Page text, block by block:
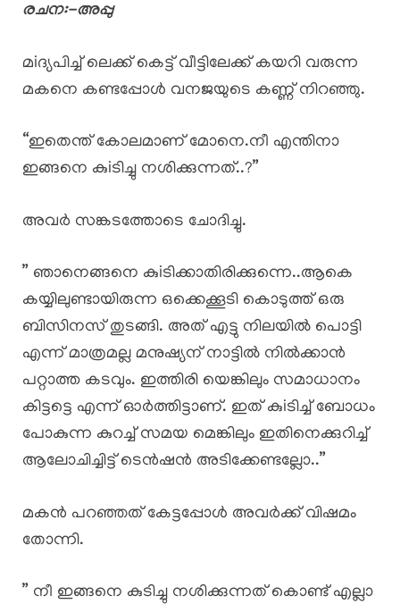
രചന:-അപ്പു
മiദ്യപിച്ച് ലെക്ക് കെട്ട് വീട്ടിലേക്ക് കയറി വരുന്ന
മകനെ കണ്ടപ്പോൾ വനജയുടെ കണ്ണ് നിറഞ്ഞു.
“ഇതെന്ത് കോലമാണ് മോനെ.നീ എന്തിനാ
ഇങ്ങനെ കുiടിച്ചു നശിക്കുന്നത്..?”
അവർ സങ്കടത്തോടെ ചോദിച്ചു.
” ഞാനെങ്ങനെ കുiടിക്കാതിരിക്കുന്നെ..ആകെ
കയ്യിലുണ്ടായിരുന്ന ഒക്കെക്കൂടി കൊടുത്ത് ഒരു
ബിസിനസ് തുടങ്ങി. അത് എട്ടു നിലയിൽ പൊട്ടി
എന്ന് മാത്രമല്ല മനുഷ്യന് നാട്ടിൽ നിൽക്കാൻ
പറ്റാത്ത കടവും. ഇത്തിരി യെങ്കിലും സമാധാനം
കിട്ടട്ടെ എന്ന് ഓർത്തിട്ടാണ്. ഇത് കുiടിച്ച് ബോധം
പോകുന്ന കുറച്ച് സമയ മെങ്കിലും ഇതിനെക്കുറിച്ച്
ആലോചിച്ചിട്ട് ടെൻഷൻ അടിക്കേണ്ടല്ലോ..”
മകൻ പറഞ്ഞത് കേട്ടപ്പോൾ അവർക്ക് വിഷമം
തോന്നി.
” നീ ഇങ്ങനെ കുടിച്ചു നശിക്കുന്നത് കൊണ്ട് എല്ലാ